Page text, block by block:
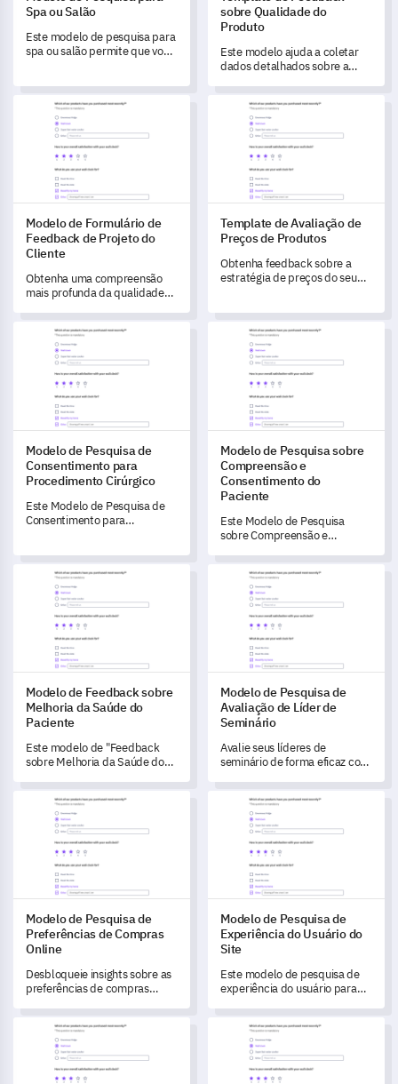
Spa ou Salão
Este modelo de pesquisa para
spa ou salão permite que você
entender e aprimorar a
qualidade do seu serviço e a
experiência geral.
sobre Qualidade do
Produto
Este modelo ajuda a coletar
dados detalhados sobre a
engajamento do usuário,
permitindo que você
identifique de forma crítica
melhorias potenciais.
Modelo de Formulário de Feedback de Projeto do Cliente
Modelo de Formulário de
Feedback de Projeto do
Cliente
Obtenha uma compreensão
mais profunda da qualidade
este modelo de formulário de
feedback.
Template de Avaliação de
Template de Avaliação de
Preços de Produtos
Obtenha feedback sobre a
estratégia de preços do seu
entender as percepções e
expectativas dos
consumidores.
Modelo de Pesquisa de Consentimento para Procedimento
Modelo de Pesquisa de
Consentimento para
Procedimento Cirúrgico
Este Modelo de Pesquisa de
Consentimento para
as perspectivas dos pacientes
sobre o processo de
consentimento, identificando
áreas que precisam de
melhoria.
Modelo de Pesquisa sobre
Modelo de Pesquisa sobre
Compreensão e
Consentimento do
Paciente
Este Modelo de Pesquisa
sobre Compreensão e
permite que você avalie a
compreensão dos pacientes
sobre seu estado de saúde e
tratamento, promovendo
processos de consentimento
mais informados.
Modelo de Feedback sobre Melhoria da Saúde do Paciente
Modelo de Feedback sobre
Melhoria da Saúde do
Paciente
Este modelo de "Feedback
sobre Melhoria da Saúde do
partes interessadas coletem
dados cruciais sobre a saúde
atual dos pacientes, os
esforços de melhoria e a
orientação recebida para
aprimorar seus programas de
saúde.
Modelo de Pesquisa de
Modelo de Pesquisa de
Avaliação de Líder de
Seminário
Avalie seus líderes de
seminário de forma eficaz com
pesquisa de avaliação.
Modelo de Pesquisa de Preferências de Compras Online
Modelo de Pesquisa de
Preferências de Compras
Online
Desbloqueie insights sobre as
preferências de compras
este template de pesquisa
preciso.
Modelo de Pesquisa de
Modelo de Pesquisa de
Experiência do Usuário do
Site
Este modelo de pesquisa de
experiência do usuário para
desbloqueie feedbacks
valiosos dos usuários,
impulsionando melhorias no
site e aumentando a satisfação
do usuário.
Modelo de Pesquisa de Necessidades de Transporte
Modelo de Pesquisa de